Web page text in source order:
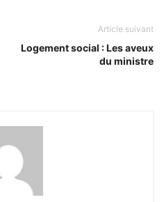
Article suivant
Logement social : Les aveux
du ministre